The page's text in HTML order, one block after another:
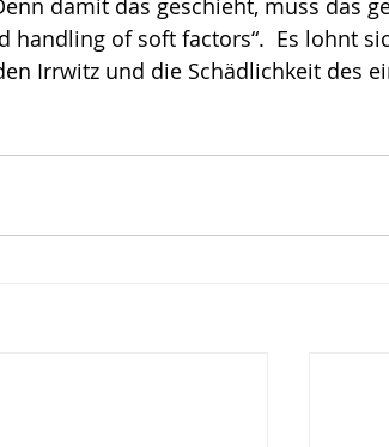
handling of soft factors“.  Es lohnt
Irrwitz und die Schädlichkeit des